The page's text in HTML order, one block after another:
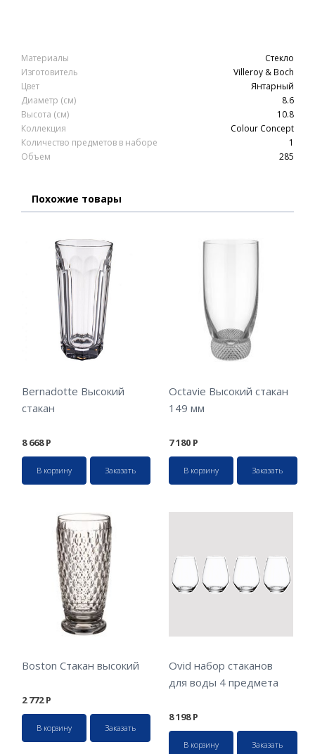
Материалы
Стекло
Изготовитель
Villeroy & Boch
Цвет
Янтарный
Диаметр (см)
8.6
Высота (см)
10.8
Коллекция
Colour Concept
Количество предметов в наборе
1
Объем
285
Похожие товары
Bernadotte Высокий
стакан
8 668Р
В корзину Заказать
Octavie Высокий стакан
149 мм
7 180 Р
В корзину Заказать
Boston Стакан высокий
2 772Р
В корзину Заказать
Ovid набор стаканов
для воды 4 предмета
8 198Р
В корзину Заказать